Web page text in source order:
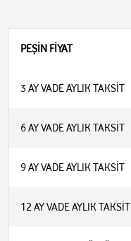
PEŞİN FİYAT
3 AY VADE AYLIK TAKSİT
6 AY VADE AYLIK TAKSİT
9 AY VADE AYLIK TAKSİT
12 AY VADE AYLIK TAKSİT